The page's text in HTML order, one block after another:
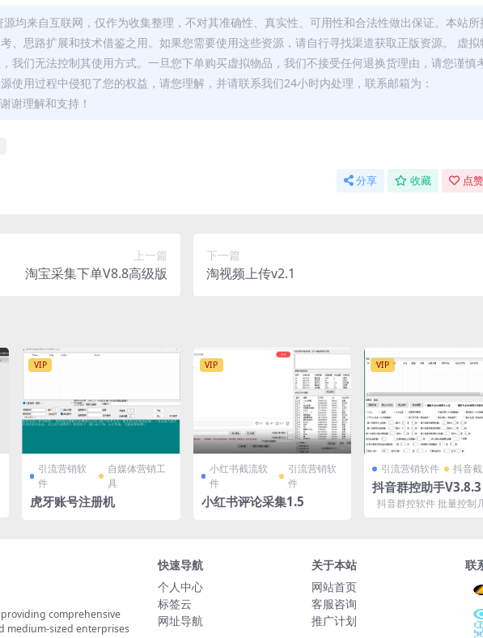
均来自互联网，仅作为收集整理，不对其准确性、真实性、可用性和合法性做出保证。本站所
、思路扩展和技术借鉴之用。如果您需要使用这些资源，请自行寻找渠道获取正版资源。 虚拟
我们无法控制其使用方式。一旦您下单购买虚拟物品，我们不接受任何退换货理由，请您谨慎
使用过程中侵犯了您的权益，请您理解，并请联系我们24小时内处理，联系邮箱为：
谢理解和支持！
分享 收藏 点
上一篇
淘宝采集下单V8.8高级版
下一篇
淘视频上传v2.1
VIP
引流营销软
件
自媒体营销工
具
虎牙账号注册机
VIP
小红书截流软
件
引流营销软
件
小红书评论采集1.5
VIP
引流营销软件 抖音
抖音群控助手V3.8.3
抖音群控软件 批量控制
comprehensive
medium-sized enterprises
快速导航
个人中心
标签云
网址导航
关于本站
网站首页
客服咨询
推广计划
联